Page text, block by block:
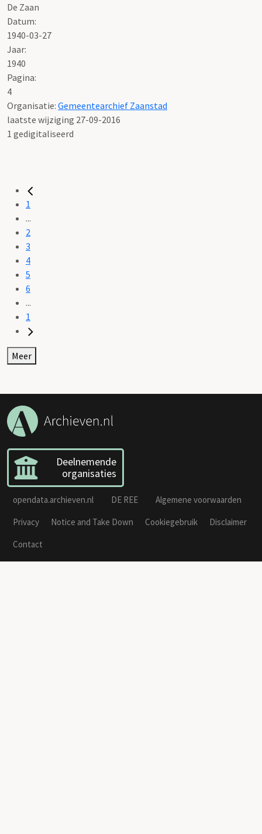
De Zaan
Datum:
1940-03-27
Jaar:
1940
Pagina:
4
Organisatie: Gemeentearchief Zaanstad
laatste wijziging 27-09-2016
1 gedigitaliseerd
1
...
2
3
4
5
6
...
1
Meer
Deelnemende
organisaties
opendata.archieven.nl DE REE
Algemene voorwaarden
Privacy
Notice and Take Down Cookiegebruik
Disclaimer
Contact